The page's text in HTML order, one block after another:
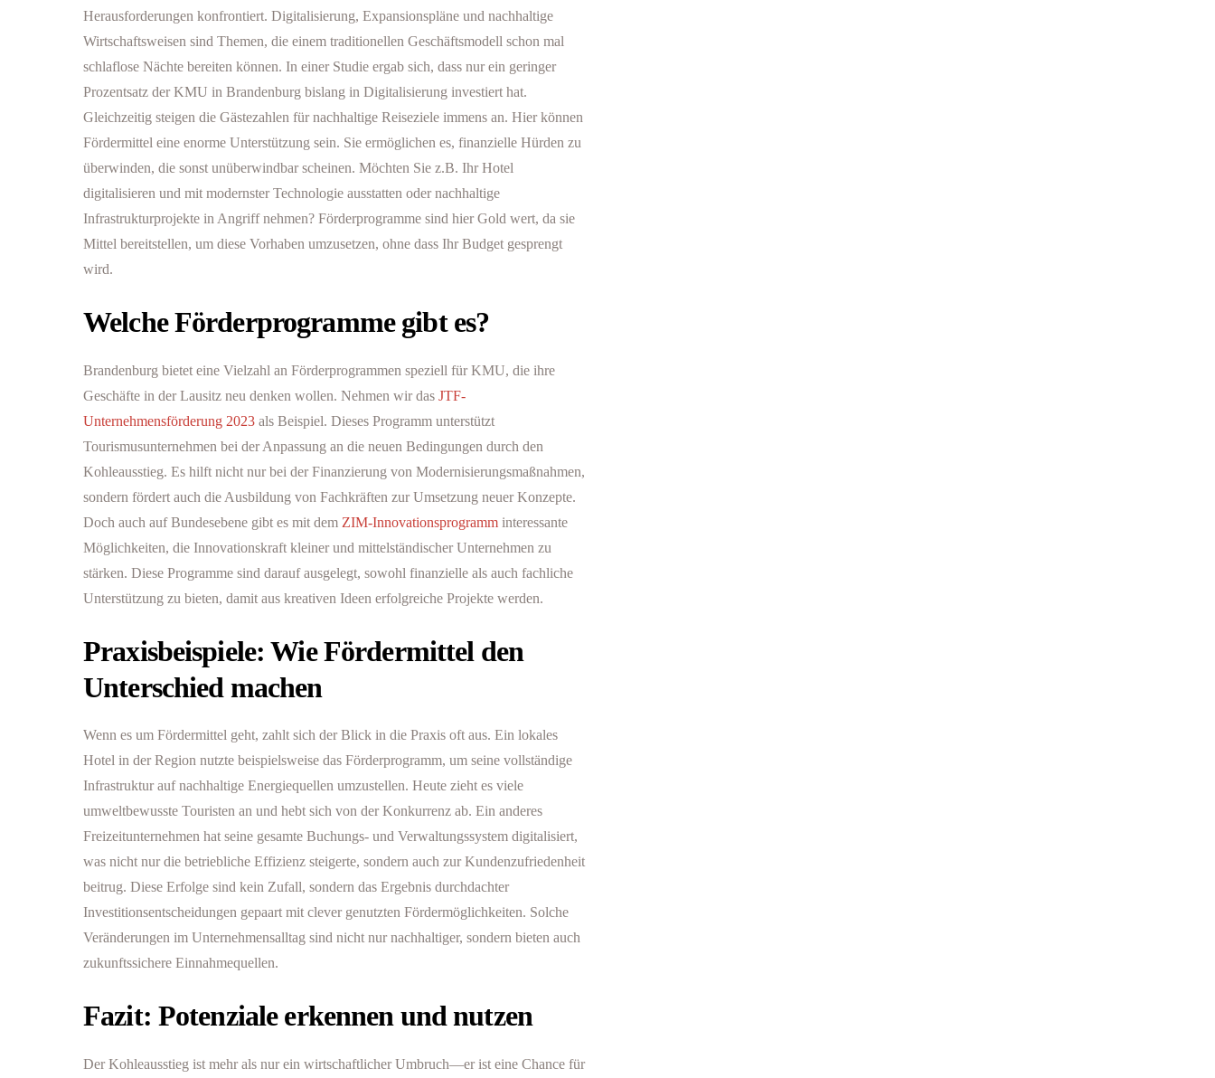
Herausforderungen konfrontiert. Digitalisierung, Expansionspläne und nachhaltige
Wirtschaftsweisen sind Themen, die einem traditionellen Geschäftsmodell schon mal
schlaflose Nächte bereiten können. In einer Studie ergab sich, dass nur ein geringer
Prozentsatz der KMU in Brandenburg bislang in Digitalisierung investiert hat.
Gleichzeitig steigen die Gästezahlen für nachhaltige Reiseziele immens an. Hier können
Fördermittel eine enorme Unterstützung sein. Sie ermöglichen es, finanzielle Hürden zu
überwinden, die sonst unüberwindbar scheinen. Möchten Sie z.B. Ihr Hotel
digitalisieren und mit modernster Technologie ausstatten oder nachhaltige
Infrastrukturprojekte in Angriff nehmen? Förderprogramme sind hier Gold wert, da sie
Mittel bereitstellen, um diese Vorhaben umzusetzen, ohne dass Ihr Budget gesprengt
wird.
Welche Förderprogramme gibt es?
Brandenburg bietet eine Vielzahl an Förderprogrammen speziell für KMU, die ihre
Geschäfte in der Lausitz neu denken wollen. Nehmen wir das JTF-
Unternehmensförderung 2023 als Beispiel. Dieses Programm unterstützt
Tourismusunternehmen bei der Anpassung an die neuen Bedingungen durch den
Kohleausstieg. Es hilft nicht nur bei der Finanzierung von Modernisierungsmaßnahmen,
sondern fördert auch die Ausbildung von Fachkräften zur Umsetzung neuer Konzepte.
Doch auch auf Bundesebene gibt es mit dem ZIM-Innovationsprogramm interessante
Möglichkeiten, die Innovationskraft kleiner und mittelständischer Unternehmen zu
stärken. Diese Programme sind darauf ausgelegt, sowohl finanzielle als auch fachliche
Unterstützung zu bieten, damit aus kreativen Ideen erfolgreiche Projekte werden.
Praxisbeispiele: Wie Fördermittel den
Unterschied machen
Wenn es um Fördermittel geht, zahlt sich der Blick in die Praxis oft aus. Ein lokales
Hotel in der Region nutzte beispielsweise das Förderprogramm, um seine vollständige
Infrastruktur auf nachhaltige Energiequellen umzustellen. Heute zieht es viele
umweltbewusste Touristen an und hebt sich von der Konkurrenz ab. Ein anderes
Freizeitunternehmen hat seine gesamte Buchungs- und Verwaltungssystem digitalisiert,
was nicht nur die betriebliche Effizienz steigerte, sondern auch zur Kundenzufriedenheit
beitrug. Diese Erfolge sind kein Zufall, sondern das Ergebnis durchdachter
Investitionsentscheidungen gepaart mit clever genutzten Fördermöglichkeiten. Solche
Veränderungen im Unternehmensalltag sind nicht nur nachhaltiger, sondern bieten auch
zukunftssichere Einnahmequellen.
Fazit: Potenziale erkennen und nutzen
Der Kohleausstieg ist mehr als nur ein wirtschaftlicher Umbruch—er ist eine Chance für